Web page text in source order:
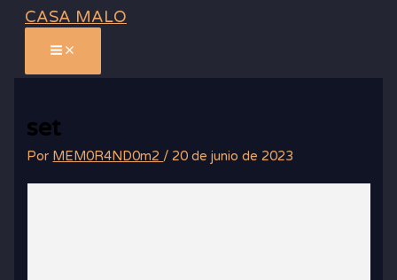
contenido
CASA MALO
set
Por MEM0R4ND0m2 /20 de junio de 2023